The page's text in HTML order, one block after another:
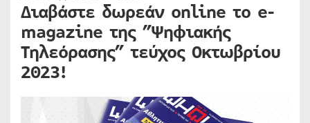
Διαβάστε δωρεάν online το e-
magazine της ”Ψηφιακής
Τηλεόρασης” τεύχος Οκτωβρίου
2023!